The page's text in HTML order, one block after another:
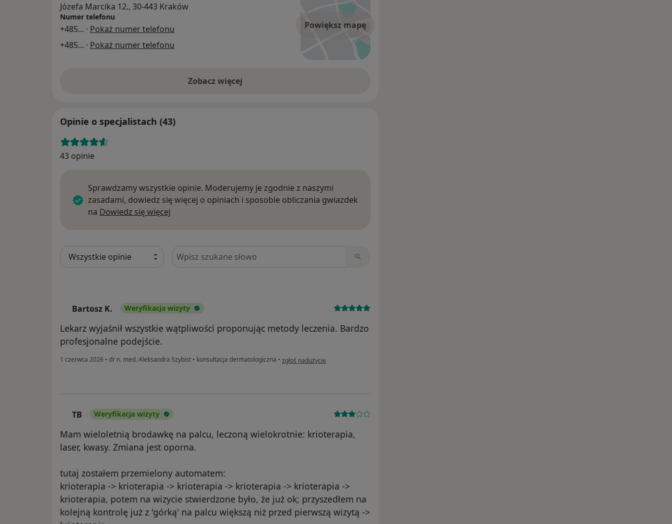
Powiększ mapę
Józefa Marcika 12., 30-443 Kraków
Numer telefonu
+485... · Pokaż numer telefonu
+485... · Pokaż numer telefonu
Zobacz więcej
Opinie o specjalistach (43)
43 opinie
Sprawdzamy wszystkie opinie. Moderujemy je zgodnie z naszymi
zasadami, dowiedz się więcej o opiniach i sposobie obliczania gwiazdek
na Dowiedz się więcej
Szukaj w opiniach
Bartosz K. Weryfikacja wizyty
Lekarz wyjaśnił wszystkie wątpliwości proponując metody leczenia. Bardzo
profesjonalne podejście.
1 czerwca 2026 • dr n. med. Aleksandra Szybist • konsultacja dermatologiczna • w opinii użytkownika Bartosz K.
zgłoś nadużycie
TB Weryfikacja wizyty
Mam wieloletnią brodawkę na palcu, leczoną wielokrotnie: krioterapia,
laser, kwasy. Zmiana jest oporna.
tutaj zostałem przemielony automatem:
krioterapia -> krioterapia -> krioterapia -> krioterapia -> krioterapia ->
krioterapia, potem na wizycie stwierdzone było, że już ok; przyszedłem na
kolejną kontrolę już z 'górką' na palcu większą niż przed pierwszą wizytą ->